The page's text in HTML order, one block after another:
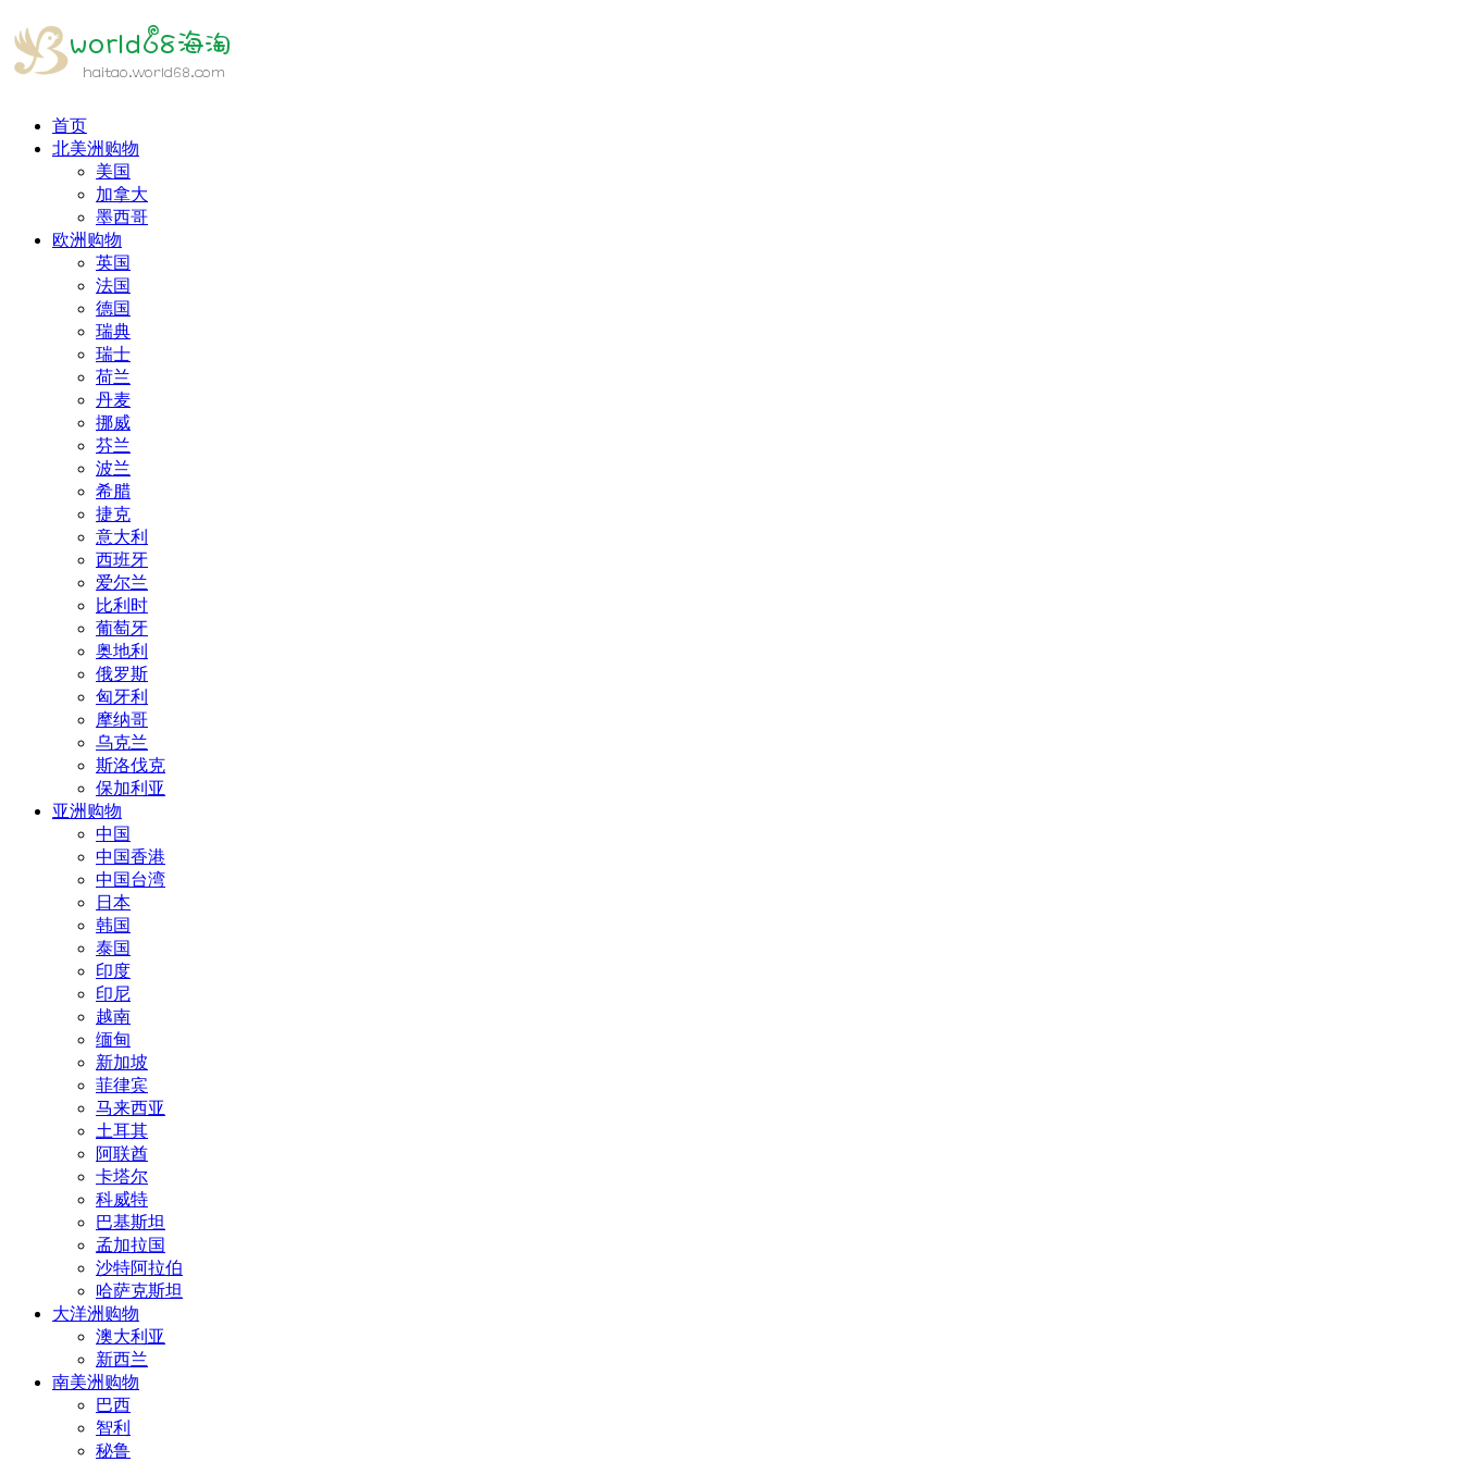
首页
北美洲购物
美国
加拿大
墨西哥
欧洲购物
英国
法国
德国
瑞典
瑞士
荷兰
丹麦
挪威
芬兰
波兰
希腊
捷克
意大利
西班牙
爱尔兰
比利时
葡萄牙
奥地利
俄罗斯
匈牙利
摩纳哥
乌克兰
斯洛伐克
保加利亚
亚洲购物
中国
中国香港
中国台湾
日本
韩国
泰国
印度
印尼
越南
缅甸
新加坡
菲律宾
马来西亚
土耳其
阿联酋
卡塔尔
科威特
巴基斯坦
孟加拉国
沙特阿拉伯
哈萨克斯坦
大洋洲购物
澳大利亚
新西兰
南美洲购物
巴西
智利
秘鲁